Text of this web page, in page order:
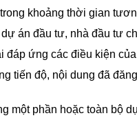
khoảng thời gian
án đầu tư, nhà đầu tư
đáp ứng các điều kiện
tiến độ, nội dung đã
một phần hoặc toàn bộ